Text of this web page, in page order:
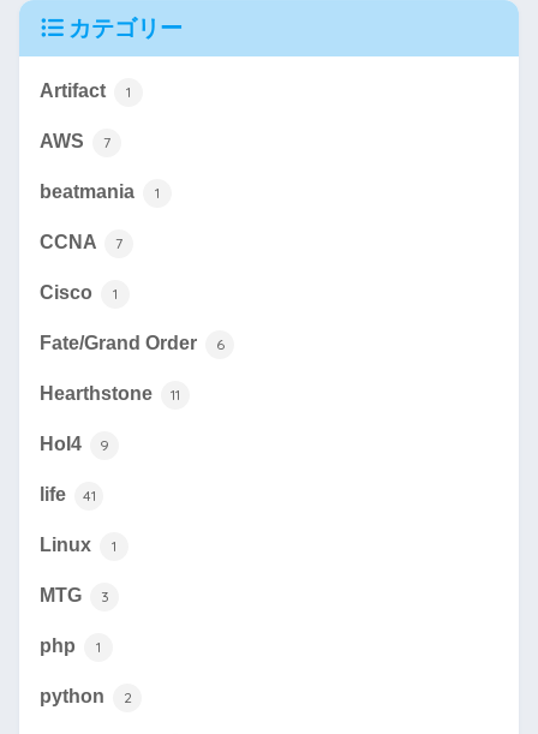
カテゴリー
Artifact 1
AWS 7
beatmania 1
CCNA 7
Cisco 1
Fate/Grand Order 6
Hearthstone 11
HoI4 9
life 41
Linux 1
MTG 3
php 1
python 2